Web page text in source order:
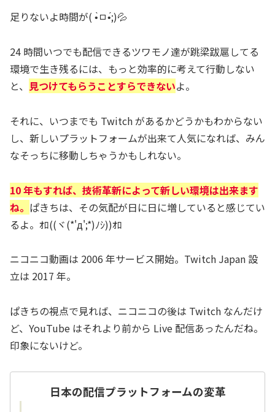
足りないよ時間が( •̀ㅁ•́;)💦
24 時間いつでも配信できるツワモノ達が跳梁跋扈してる
環境で生き残るには、もっと効率的に考えて行動しない
と、 見つけてもらうことすらできないよ。
それに、いつまでも Twitch があるかどうかもわからない
し、新しいプラットフォームが出来て人気になれば、みん
なそっちに移動しちゃうかもしれない。
10 年もすれば、技術革新によって新しい環境は出来ます
ね。 ぱきちは、その気配が日に日に増していると感じてい
るよ。ｵﾛ((ヾ(*'д';*)ﾉｼ))ｵﾛ
ニコニコ動画は 2006 年サービス開始。Twitch Japan 設
立は 2017 年。
ぱきちの視点で見れば、ニコニコの後は Twitch なんだけ
ど、YouTube はそれより前から Live 配信あったんだね。
印象にないけど。
日本の配信プラットフォームの変革